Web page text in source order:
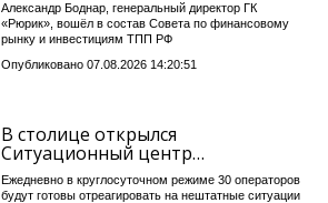
Александр Боднар, генеральный директор ГК
«Рюрик», вошёл в состав Совета по финансовому
рынку и инвестициям ТПП РФ
Опубликовано 07.08.2026 14:20:51
В столице открылся
Ситуационный центр…
Ежедневно в круглосуточном режиме 30 операторов
будут готовы отреагировать на нештатные ситуации